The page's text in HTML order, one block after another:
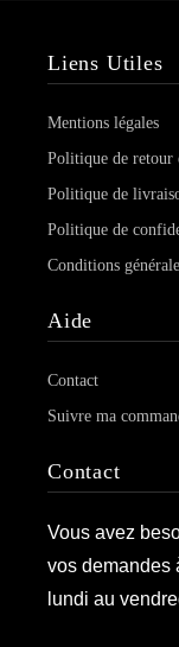
Liens Utiles
Mentions légales
Politique de retour
Politique de
Politique de
Conditions
Aide
Contact
Suivre ma
Contact
Vous avez
vos demandes
lundi au